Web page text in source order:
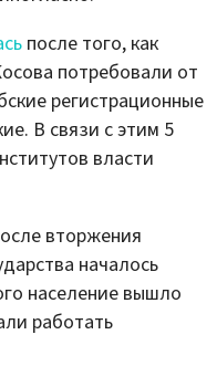
после того, как
потребовали от
регистрационные
В связи с этим 5
власти
вторжения
началось
население вышло
работать